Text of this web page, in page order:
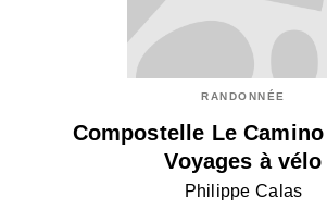
RANDONNÉE
Compostelle Le
Voyages à vélo
Philippe Calas